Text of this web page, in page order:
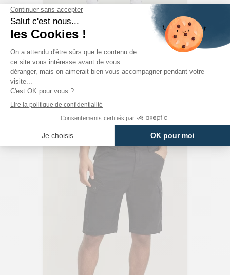
G-STAR RAW